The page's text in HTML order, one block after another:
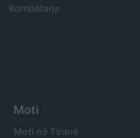
Kombëtarja
Moti
Moti në Tiranë